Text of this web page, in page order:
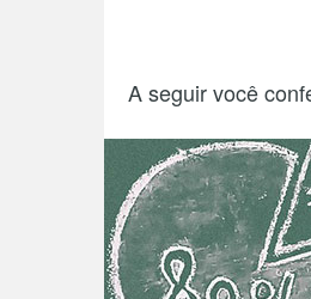
A seguir você